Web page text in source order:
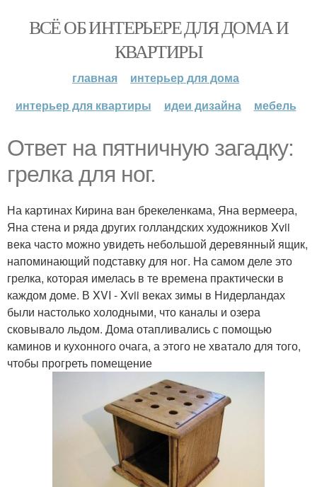
ВСЁ ОБ ИНТЕРЬЕРЕ ДЛЯ ДОМА И
КВАРТИРЫ
главная
интерьер для дома
интерьер для квартиры
идеи дизайна мебель
Ответ на пятничную загадку:
грелка для ног.
На картинах Кирина ван брекеленкама, Яна вермеера,
Яна стена и ряда других голландских художников Xvii
века часто можно увидеть небольшой деревянный ящик,
напоминающий подставку для ног. На самом деле это
грелка, которая имелась в те времена практически в
каждом доме. В XVI - Xvii веках зимы в Нидерландах
были настолько холодными, что каналы и озера
сковывало льдом. Дома отапливались с помощью
каминов и кухонного очага, а этого не хватало для того,
чтобы прогреть помещение